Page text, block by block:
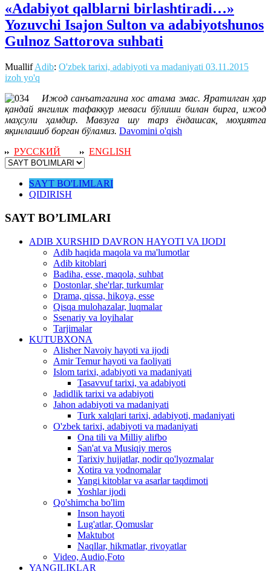
«Adabiyot qalblarni birlashtiradi…»
Yozuvchi Isajon Sulton va adabiyotshunos
Gulnoz Sattorova suhbati
MuallifAdib: O'zbek tarixi, adabiyoti va madaniyati 03.11.2015
izoh yo'q
Ижод санъатгагина хос атама эмас. Яратилган ҳар
қандай янгилик тафаккур меваси бўлиши билан бирга, ижод
маҳсули ҳамдир. Мавзуга шу тарз ёндашсак, моҳиятга
яқинлашиб борган бўламиз. Davomini o'qish
РУССКИЙ
ENGLISH
SAYT BO'LIMLARI
QIDIRISH
SAYT BO’LIMLARI
ADIB XURSHID DAVRON HAYOTI VA IJODI
Adib haqida maqola va ma'lumotlar
Adib kitoblari
Badiha, esse, maqola, suhbat
Dostonlar, she'rlar, turkumlar
Drama, qissa, hikoya, esse
Qisqa mulohazalar, luqmalar
Ssenariy va loyihalar
Tarjimalar
KUTUBXONA
Alisher Navoiy hayoti va ijodi
Amir Temur hayoti va faoliyati
Islom tarixi, adabiyoti va madaniyati
Tasavvuf tarixi, va adabiyoti
Jadidlik tarixi va adabiyoti
Jahon adabiyoti va madaniyati
Turk xalqlari tarixi, adabiyoti, madaniyati
O'zbek tarixi, adabiyoti va madaniyati
Ona tili va Milliy alifbo
San'at va Musiqiy meros
Tarixiy hujjatlar, nodir qo'lyozmalar
Xotira va yodnomalar
Yangi kitoblar va asarlar taqdimoti
Yoshlar ijodi
Qo'shimcha bo'lim
Inson hayoti
Lug'atlar, Qomuslar
Maktubot
Naqllar, hikmatlar, rivoyatlar
Video, Audio,Foto
YANGILIKLAR